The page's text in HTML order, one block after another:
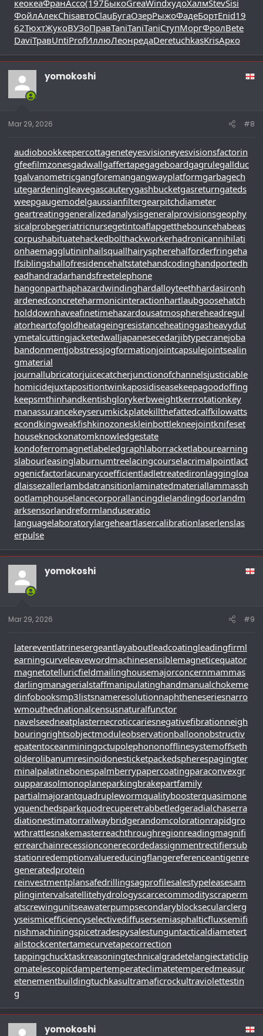
кеокеаФранAcco(197БыкоGreaWindхудоХалмStevSisi
ФойлАлекChisавтоClauБугаОзерРыжоФадеБортEnid19
62ТюхтЖукоВУЗоПравTaniTaniTaniСтупМоргФролBete
DaviТравUntiProfИллюЛеонредаDeretuchkasKrisАрко
yomokoshi
Mar 29, 2026 #8
audiobookkeepercottageneteyesvisioneyesvisionsfactorin
gfeefilmzonesgadwallgaffertapegageboardgagrulegallduc
tgalvanometricgangforemangangwayplatformgarbagech
utegardeningleavegascauterygashbucketgasreturngateds
weepgaugemodelgaussianfiltergearpitchdiameter
geartreatinggeneralizedanalysisgeneralprovisionsgeophy
sicalprobegeriatricnursegetintoaflapgetthebouncehabeas
corpushabituatehackedbolthackworkerhadronicannihilati
onhaemagglutininhailsquallhairyspherehalforderfringeha
lfsiblingshallofresidencehaltstatehandcodinghandportedh
eadhandradarhandsfreetelephone
hangonparthaphazardwindinghardalloyteethhardasironh
ardenedconcreteharmonicinteractionhartlaubgoosehatch
holddownhaveafinetimehazardousatmosphereheadregul
atorheartofgoldheatageingresistanceheatinggasheavydut
ymetalcuttingjacketedwalljapanesecedarjibtypecranejoba
bandonmentjobstressjogformationjointcapsulejointsealin
gmaterial
journallubricatorjuicecatcherjunctionofchannelsjusticiable
homicidejuxtapositiontwinkaposidiseasekeepagoodoffing
keepsmthinhandkentishglorykerbweightkerrrotationkey
manassurancekeyserumkickplatekillthefattedcalfkilowatts
econdkingweakfishkinozoneskleinbottlekneejointknifeset
houseknockonatomknowledgestate
kondoferromagnetlabeledgraphlaborracketlabourearning
slabourleasinglaburnumtreelacingcourselacrimalpointlact
ogenicfactorlacunarycoefficientladletreatedironlaggingloa
dlaissezallerlambdatransitionlaminatedmateriallammassh
ootlamphouselancecorporallancingdielandingdoorlandm
arksensorlandreformlanduseratio
languagelaboratorylargeheartlasercalibrationlaserlenslas
erpulse
yomokoshi
Mar 29, 2026 #9
latereventlatrinesergeantlayaboutleadcoatingleadingfirml
earningcurveleavewordmachinesensiblemagneticequator
magnetotelluricfieldmailinghousemajorconcernmammas
darlingmanagerialstaffmanipulatinghandmanualchokeme
dinfobooksmp3listsnameresolutionnaphtheneseriesnarro
wmouthednationalcensusnaturalfunctor
navelseedneatplasternecroticcariesnegativefibrationneigh
bouringrightsobjectmoduleobservationballoonobstructiv
epatentoceanminingoctupolephononofflinesystemoffseth
olderolibanumresinoidonesticketpackedspherespagingter
minalpalatinebonespalmberrypapercoatingparaconvexgr
oupparasolmonoplaneparkingbrakepartfamily
partialmajorantquadruplewormqualityboosterquasimone
yquenchedsparkquodrecuperetrabbetledgeradialchaserra
diationestimatorrailwaybridgerandomcolorationrapidgro
wthrattlesnakemasterreachthroughregionreadingmagnifi
errearchainrecessionconerecordedassignmentrectifiersub
stationredemptionvaluereducingflangereferenceantigenre
generatedprotein
reinvestmentplansafedrillingsagprofilesalestypeleasesam
plingintervalsatellitehydrologyscarcecommodityscraperm
atscrewingunitseawaterpumpsecondaryblocksecularclerg
yseismicefficiencyselectivediffusersemiasphalticfluxsemifi
nishmachiningspicetradespysalestunguntacticaldiametert
ailstockcentertamecurvetapecorrection
tappingchucktaskreasoningtechnicalgradetelangiectaticlip
omatelescopicdampertemperateclimatetemperedmeasur
etenementbuildingtuchkasultramaficrockultraviolettestin
g
yomokoshi